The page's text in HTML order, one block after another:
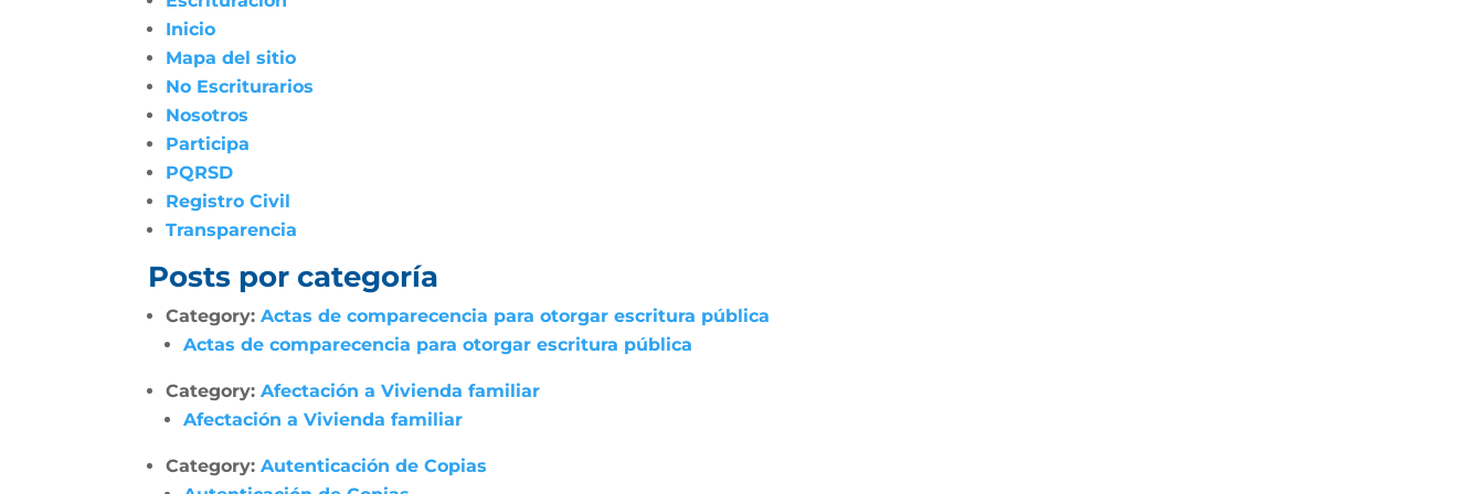
Inicio
Mapa del sitio
No Escriturarios
Nosotros
Participa
PQRSD
Registro Civil
Transparencia
Posts por categoría
Category:Actas de comparecencia para otorgar escritura pública
Actas de comparecencia para otorgar escritura pública
Category:Afectación a Vivienda familiar
Afectación a Vivienda familiar
Category:Autenticación de Copias